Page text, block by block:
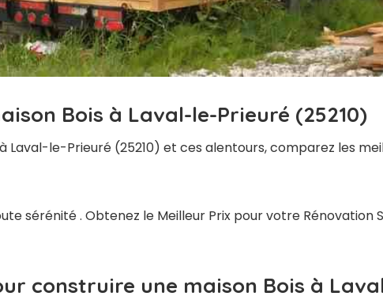
Bois à Laval-le-Prieuré (25210)
Laval-le-Prieuré (25210) et ces alentours, comparez les
sérénité . Obtenez le Meilleur Prix pour votre Rénovation
construire une maison Bois à